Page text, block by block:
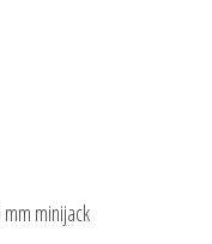
mm minijack